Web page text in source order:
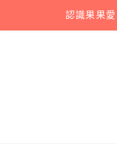
content
認識果果愛